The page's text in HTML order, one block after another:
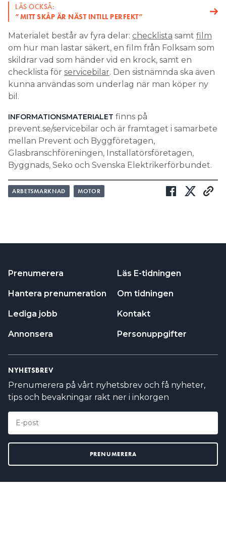
LÄS OCKSÅ:
”MITT SKÅP ÄR NÄST INTILL PERFEKT”
Materialet består av fyra delar: checklista samt film
om hur man lastar säkert, en film från Folksam som
skildrar vad som händer vid en krock, samt en
checklista för servicebilar. Den sistnämnda ska även
kunna användas som underlag när man köper ny
bil.
INFORMATIONSMATERIALET finns på
prevent.se/servicebilar och är framtaget i samarbete
mellan Prevent och Byggföretagen,
Glasbranschföreningen, Installatörsföretagen,
Byggnads, Seko och Svenska Elektrikerförbundet.
ARBETSMARKNAD MOTOR
Prenumerera
Hantera prenumeration
Lediga jobb
Annonsera
Läs E-tidningen
Om tidningen
Kontakt
Personuppgifter
NYHETSBREV
Prenumerera på vårt nyhetsbrev och få nyheter,
tips och bevakningar rakt ner i inkorgen